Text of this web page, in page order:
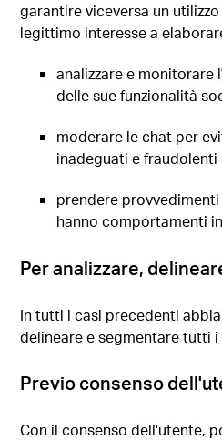
garantire viceversa un
legittimo interesse a
analizzare e monitorare
delle sue funzionalità
moderare le chat per
inadeguati e
prendere
hanno comportamenti
Per analizzare,
In tutti i casi precedenti
delineare e segmentare tutti
Previo consenso
Con il consenso dell'utente,